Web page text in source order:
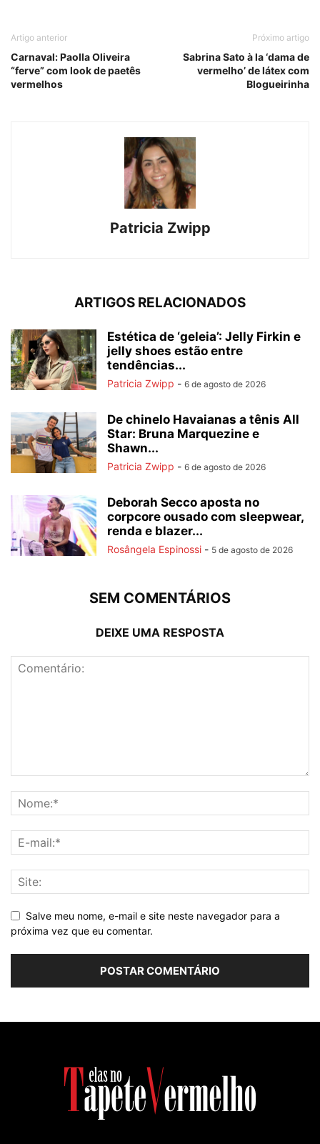
Artigo anterior
Carnaval: Paolla Oliveira
“ferve” com look de paetês
vermelhos
Próximo artigo
Sabrina Sato à la ‘dama de
vermelho’ de látex com
Blogueirinha
Patricia Zwipp
ARTIGOS RELACIONADOS
Estética de ‘geleia’: Jelly Firkin e
jelly shoes estão entre
tendências...
Patricia Zwipp - 6 de agosto de 2026
De chinelo Havaianas a tênis All
Star: Bruna Marquezine e
Shawn...
Patricia Zwipp - 6 de agosto de 2026
Deborah Secco aposta no
corpcore ousado com sleepwear,
renda e blazer...
Rosângela Espinossi - 5 de agosto de 2026
SEM COMENTÁRIOS
DEIXE UMA RESPOSTA
Salve meu nome, e-mail e site neste navegador para a
próxima vez que eu comentar.